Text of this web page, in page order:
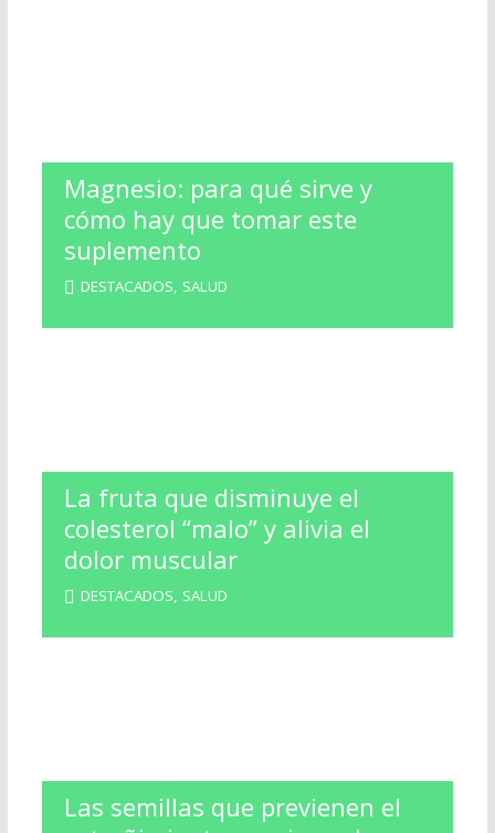
Magnesio: para qué sirve y
cómo hay que tomar este
suplemento
DESTACADOS, SALUD
La fruta que disminuye el
colesterol “malo” y alivia el
dolor muscular
DESTACADOS, SALUD
Las semillas que previenen el